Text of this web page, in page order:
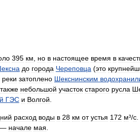
395 км но в настоящее время в
до города Череповца (это
реки затоплено Шекснинским
также небольшой участок старого русла
ГЭС и Волгой
расход воды в 28 км от устья 172 м³/с
— начале мая